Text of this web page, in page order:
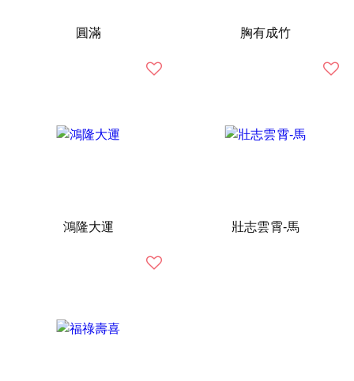
圓滿 胸有成竹
鴻隆大運 壯志雲霄-馬